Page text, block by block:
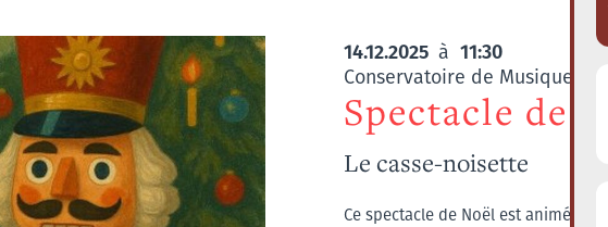
14.12.2025 à 11:30
Conservatoire de Musique de
Spectacle de
Le casse-noisette
Ce spectacle de Noël est animé